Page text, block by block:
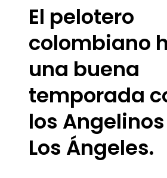
El pelotero
colombiano
una buena
temporada
los
Los Ángeles.